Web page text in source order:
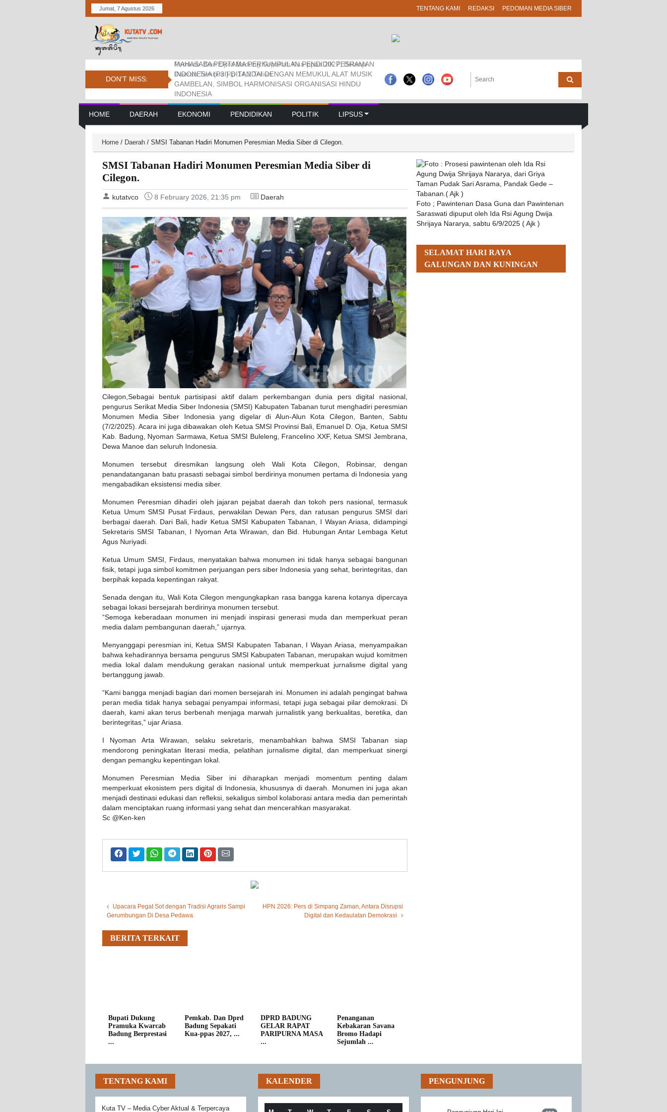
Jumat, 7 Agustus 2026 TENTANG KAMI REDAKSI PEDOMAN MEDIA SIBER
DON'T MISS:
MAHASABA PERTAMA PERKUMPULAN PENDIDIK PESRAMAN
INDONESIA (P3I) DITANDAI DENGAN MEMUKUL ALAT MUSIK
GAMBELAN, SIMBOL HARMONISASI ORGANISASI HINDU
INDONESIA
Bupati Dukung Pramuka Kwarcab Badung Berprestasi Di
Jambore Nasional
Pemkab. Dan Dprd Badung Sepakati Kua-ppas 2027, Belanja
Daerah Tembus Rp 14,2 Triliun
Main Navigation
HOME DAERAH EKONOMI PENDIDIKAN POLITIK LIPSUS
Home / Daerah / SMSI Tabanan Hadiri Monumen Peresmian Media Siber di Cilegon.
SMSI Tabanan Hadiri Monumen Peresmian Media Siber di
Cilegon.
kutatvco 8 February 2026, 21:35 pm Daerah
Cilegon,Sebagai bentuk partisipasi aktif dalam perkembangan dunia pers digital nasional,
pengurus Serikat Media Siber Indonesia (SMSI) Kabupaten Tabanan turut menghadiri peresmian
Monumen Media Siber Indonesia yang digelar di Alun-Alun Kota Cilegon, Banten, Sabtu
(7/2/2025). Acara ini juga dibawakan oleh Ketua SMSI Provinsi Bali, Emanuel D. Oja, Ketua SMSI
Kab. Badung, Nyoman Sarmawa, Ketua SMSI Buleleng, Francelino XXF, Ketua SMSI Jembrana,
Dewa Manoe dan seluruh Indonesia.
Monumen tersebut diresmikan langsung oleh Wali Kota Cilegon, Robinsar, dengan
penandatanganan batu prasasti sebagai simbol berdirinya monumen pertama di Indonesia yang
mengabadikan eksistensi media siber.
Monumen Peresmian dihadiri oleh jajaran pejabat daerah dan tokoh pers nasional, termasuk
Ketua Umum SMSI Pusat Firdaus, perwakilan Dewan Pers, dan ratusan pengurus SMSI dari
berbagai daerah. Dari Bali, hadir Ketua SMSI Kabupaten Tabanan, I Wayan Ariasa, didampingi
Sekretaris SMSI Tabanan, I Nyoman Arta Wirawan, dan Bid. Hubungan Antar Lembaga Ketut
Agus Nuriyadi.
Ketua Umum SMSI, Firdaus, menyatakan bahwa monumen ini tidak hanya sebagai bangunan
fisik, tetapi juga simbol komitmen perjuangan pers siber Indonesia yang sehat, berintegritas, dan
berpihak kepada kepentingan rakyat.
Senada dengan itu, Wali Kota Cilegon mengungkapkan rasa bangga karena kotanya dipercaya
sebagai lokasi bersejarah berdirinya monumen tersebut.
“Semoga keberadaan monumen ini menjadi inspirasi generasi muda dan memperkuat peran
media dalam pembangunan daerah,” ujarnya.
Menyanggapi peresmian ini, Ketua SMSI Kabupaten Tabanan, I Wayan Ariasa, menyampaikan
bahwa kehadirannya bersama pengurus SMSI Kabupaten Tabanan, merupakan wujud komitmen
media lokal dalam mendukung gerakan nasional untuk memperkuat jurnalisme digital yang
bertanggung jawab.
“Kami bangga menjadi bagian dari momen bersejarah ini. Monumen ini adalah pengingat bahwa
peran media tidak hanya sebagai penyampai informasi, tetapi juga sebagai pilar demokrasi. Di
daerah, kami akan terus berbenah menjaga marwah jurnalistik yang berkualitas, beretika, dan
berintegritas,” ujar Ariasa.
I Nyoman Arta Wirawan, selaku sekretaris, menambahkan bahwa SMSI Tabanan siap
mendorong peningkatan literasi media, pelatihan jurnalisme digital, dan memperkuat sinergi
dengan pemangku kepentingan lokal.
Monumen Peresmian Media Siber ini diharapkan menjadi momentum penting dalam
memperkuat ekosistem pers digital di Indonesia, khususnya di daerah. Monumen ini juga akan
menjadi destinasi edukasi dan refleksi, sekaligus simbol kolaborasi antara media dan pemerintah
dalam menciptakan ruang informasi yang sehat dan mencerahkan masyarakat.
Sc @Ken-ken
Upacara Pegat Sot dengan Tradisi Agraris Sampi
Gerumbungan Di Desa Pedawa.
HPN 2026: Pers di Simpang Zaman, Antara Disrupsi
Digital dan Kedaulatan Demokrasi
BERITA TERKAIT
Bupati Dukung
Pramuka Kwarcab
Badung Berprestasi
...
Pemkab. Dan Dprd
Badung Sepakati
Kua-ppas 2027, ...
DPRD BADUNG
GELAR RAPAT
PARIPURNA MASA
...
Penanganan
Kebakaran Savana
Bromo Hadapi
Sejumlah ...
Foto ; Pawintenan Dasa Guna dan Pawintenan
Saraswati dipuput oleh Ida Rsi Agung Dwija
Shrijaya Nararya, sabtu 6/9/2025 ( Ajk )
SELAMAT HARI RAYA
GALUNGAN DAN KUNINGAN
TENTANG KAMI
Kuta TV – Media Cyber Aktual & Terpercaya
KALENDER PENGUNJUNG